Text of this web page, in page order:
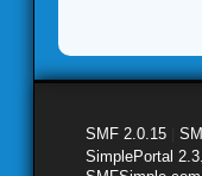
SMF 2.0.15
SimplePortal